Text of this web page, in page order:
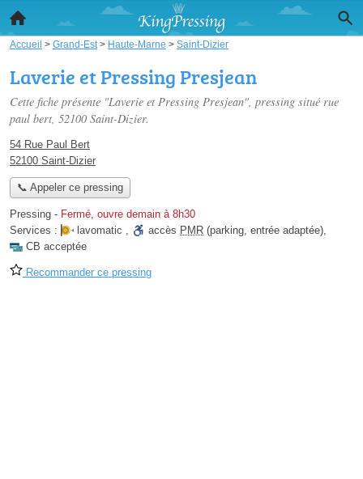
Accueil > Grand-Est > Haute-Marne > Saint-Dizier
Laverie et Pressing Presjean
Cette fiche présente "Laverie et Pressing Presjean", pressing situé rue
paul bert, 52100 Saint-Dizier.
54 Rue Paul Bert
52100 Saint-Dizier
📞 Appeler ce pressing
Pressing - Fermé, ouvre demain à 8h30
Services :
lavomatic , accès PMR (parking, entrée adaptée),
CB acceptée
Recommander ce pressing